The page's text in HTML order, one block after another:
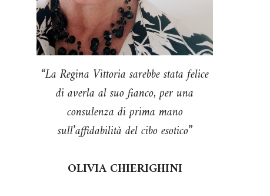
“La Regina Vittoria sarebbe stata felice
di averla al suo fianco, per una
consulenza di prima mano
sull’affidabilità del cibo esotico”
OLIVIA CHIERIGHINI